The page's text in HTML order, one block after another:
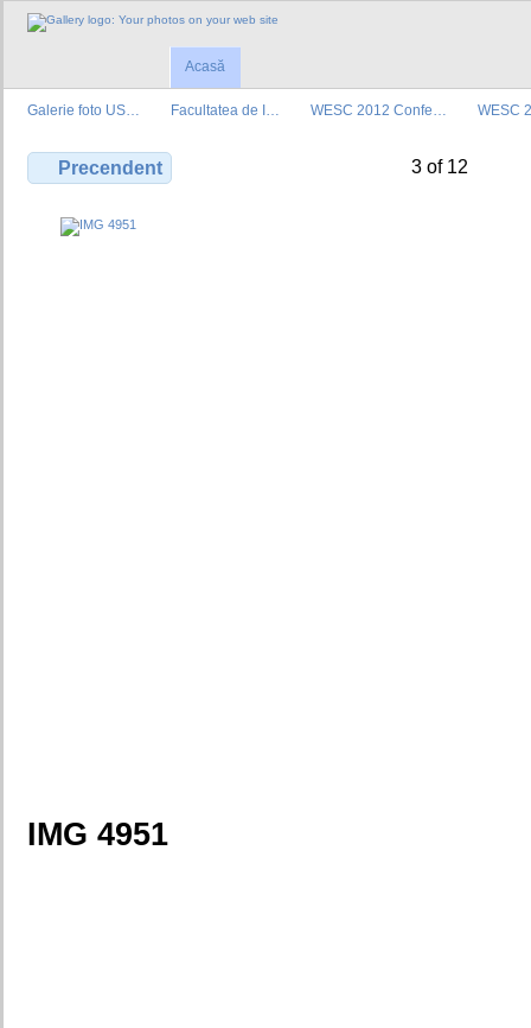
Acasă
Galerie foto US… Facultatea de I… WESC 2012 Confe… WESC
Precendent 3 of 12
IMG 4951